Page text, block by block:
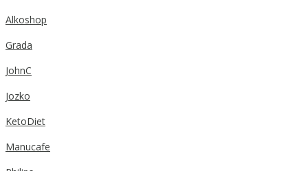
Alkoshop
Grada
JohnC
Jozko
KetoDiet
Manucafe